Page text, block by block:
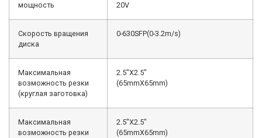
мощность 20V
Скорость вращения
диска
0-630SFP(0-3.2m/s)
Максимальная
возможность резки
(круглая заготовка)
2.5″X2.5″
(65mmX65mm)
Максимальная
возможность резки
2.5″X2.5″
(65mmX65mm)